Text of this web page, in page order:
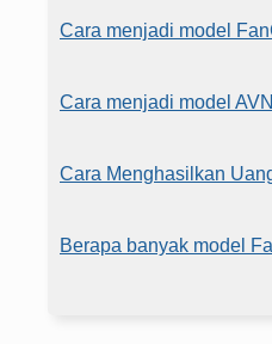
Cara menjadi model
Cara menjadi model
Cara Menghasilkan
Berapa banyak model